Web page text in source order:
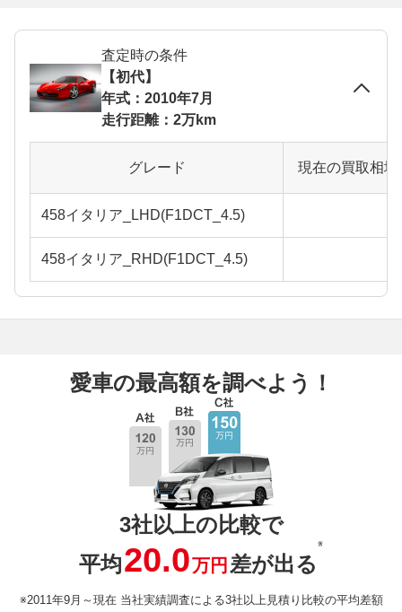
査定時の条件
【初代】
年式：2010年7月
走行距離：2万km
グレード 現在の買取相
458イタリア_LHD(F1DCT_4.5)
458イタリア_RHD(F1DCT_4.5)
愛車の最高額を調べよう！
3社以上の比較で
平均20.0万円 差が出る
※
※2011年9月～現在 当社実績調査による3社以上見積り比較の平均差額